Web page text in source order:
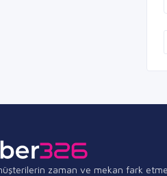
zaman ve mekan fark